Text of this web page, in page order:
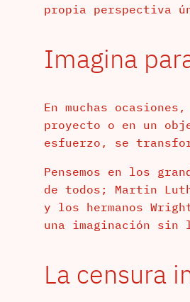
propia perspectiva
Imagina
En muchas
proyecto o en un
esfuerzo, se
Pensemos en los
de todos; Martin
y los hermanos
una imaginación
La censura